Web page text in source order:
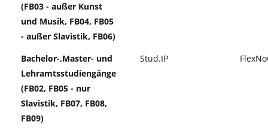
(FB03 - außer Kunst
und Musik, FB04, FB05
- außer Slavistik, FB06)
Bachelor-,Master- und
Lehramtsstudiengänge
(FB02, FB05 - nur
Slavistik, FB07, FB08,
FB09)
Stud.IP